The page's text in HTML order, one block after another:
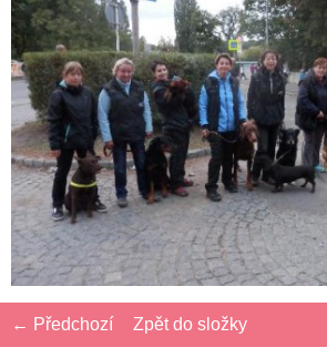
← Předchozí Zpět do složky